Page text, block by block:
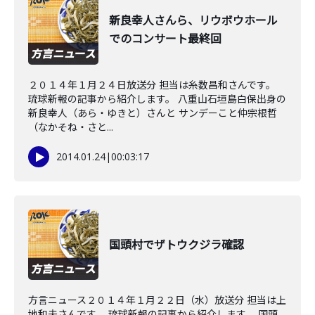
新良幸人さんら、リウボウホール
でのコンサート最終回
２０１４年１月２４日放送分 担当は糸数昌和さんです。
琉球新報の記事から紹介します。 八重山石垣島白保出身の
新良幸人（あら・ゆきと）さんと サンデーこと仲宗根哲
（なかそね・さと...
2014.01.24|00:03:17
国頭村でザトウクジラ確認
方言ニュース２０１４年１月２２日（水）放送分 担当は上